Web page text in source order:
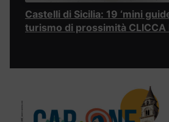
Castelli di Sicilia: 19 ‘mini
turismo di prossimità CLICCA